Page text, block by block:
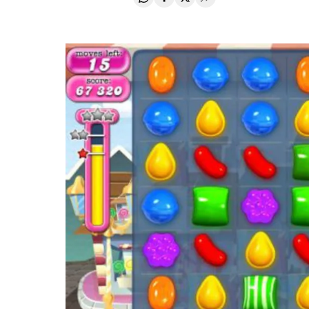
Compartir en Whatsapp
Compartir en Facebook
Compartir en Twitter
Desplegar Redes